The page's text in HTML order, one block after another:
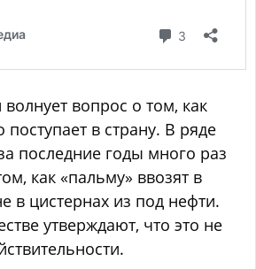
вопрос о том, как
в страну. В ряде
последние годы много раз
как «пальму» ввозят в
в цистернах из под нефти.
утверждают, что это не